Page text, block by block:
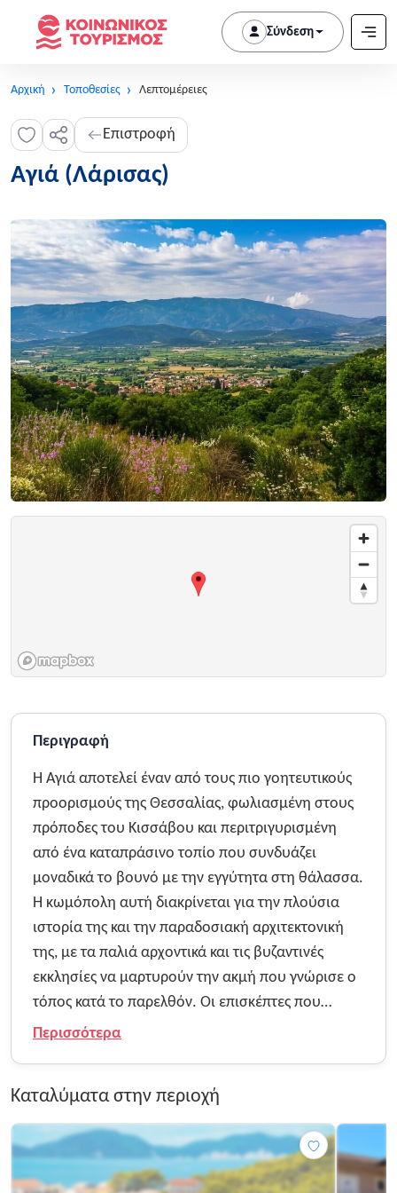
Σύνδεση
Αρχική Τοποθεσίες Λεπτομέρειες
Αγιά (Λάρισας)
Επιστροφή
Καταλύματα στην περιοχή
Περιγραφή
Η Αγιά αποτελεί έναν από τους πιο γοητευτικούς
προορισμούς της Θεσσαλίας, φωλιασμένη στους
πρόποδες του Κισσάβου και περιτριγυρισμένη
από ένα καταπράσινο τοπίο που συνδυάζει
μοναδικά το βουνό με την εγγύτητα στη θάλασσα.
Η κωμόπολη αυτή διακρίνεται για την πλούσια
ιστορία της και την παραδοσιακή αρχιτεκτονική
της, με τα παλιά αρχοντικά και τις βυζαντινές
εκκλησίες να μαρτυρούν την ακμή που γνώρισε ο
τόπος κατά το παρελθόν. Οι επισκέπτες που
αναζητούν οικονομικές διακοπές βρίσκουν στην
μακριά από τον μαζικό τουρισμό, διατηρώντας
ταυτόχρονα υψηλό επίπεδο υπηρεσιών. Η
στρατηγική της θέση την καθιστά ιδανικό
ορμητήριο για εξερεύνηση τόσο των ορεινών
Περισσότερα